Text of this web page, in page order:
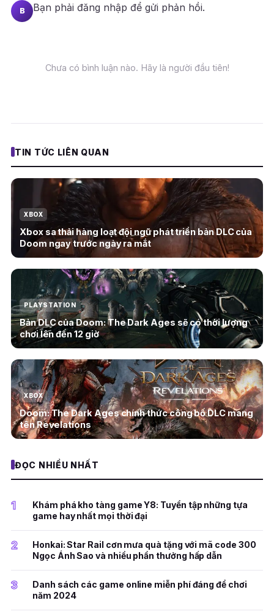
B Bạn phải đăng nhập để gửi phản hồi.
Chưa có bình luận nào. Hãy là người đầu tiên!
TIN TỨC LIÊN QUAN
XBOX
Xbox sa thải hàng loạt đội ngũ phát triển bản DLC của
Doom ngay trước ngày ra mắt
PLAYSTATION
Bản DLC của Doom: The Dark Ages sẽ có thời lượng
chơi lên đến 12 giờ
XBOX
Doom: The Dark Ages chính thức công bố DLC mang
tên Revelations
ĐỌC NHIỀU NHẤT
1
Khám phá kho tàng game Y8: Tuyển tập những tựa
game hay nhất mọi thời đại
2
Honkai: Star Rail cơn mưa quà tặng với mã code 300
Ngọc Ánh Sao và nhiều phần thưởng hấp dẫn
3
Danh sách các game online miễn phí đáng để chơi
năm 2024